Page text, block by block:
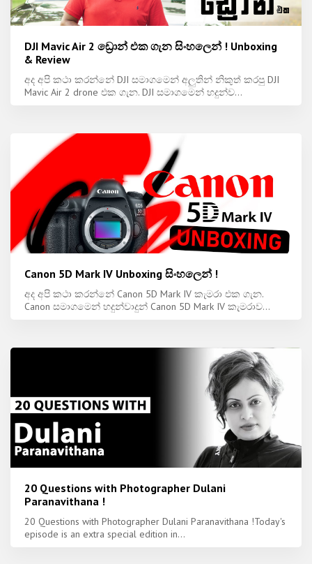
DJI Mavic Air 2 ඩ්‍රොන් එක ගැන සිංහලෙන් ! Unboxing
& Review
අද අපි කථා කරන්නේ DJI සමාගමෙන් අලුතින් නිකුත් කරපු DJI
Mavic Air 2 drone එක ගැන. DJI සමාගමෙන් හදුන්ව...
Canon 5D Mark IV Unboxing සිංහලෙන් !
අද අපි කථා කරන්නේ Canon 5D Mark IV කැමරා එක ගැන.
Canon සමාගමෙන් හදුන්වාදුන් Canon 5D Mark IV කැමරාව...
20 Questions with Photographer Dulani
Paranavithana !
20 Questions with Photographer Dulani Paranavithana !Today's
episode is an extra special edition in...